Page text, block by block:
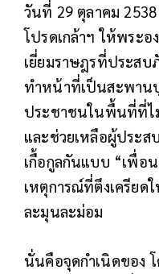
วันที่ 29 ตุลาคม
โปรดเกล้าฯ ให้พระ
เยี่ยมราษฎรที่ประส
ทำหน้าที่เป็นสะพาน
ประชาชนในพื้นที่ที่ไ
และช่วยเหลือผู้ประ
เกื้อกูลกันแบบ “เพื่อ
เหตุการณ์ที่ตึงเครียด
ละมุนละม่อม
นั่นคือจุดกำเนิดของ